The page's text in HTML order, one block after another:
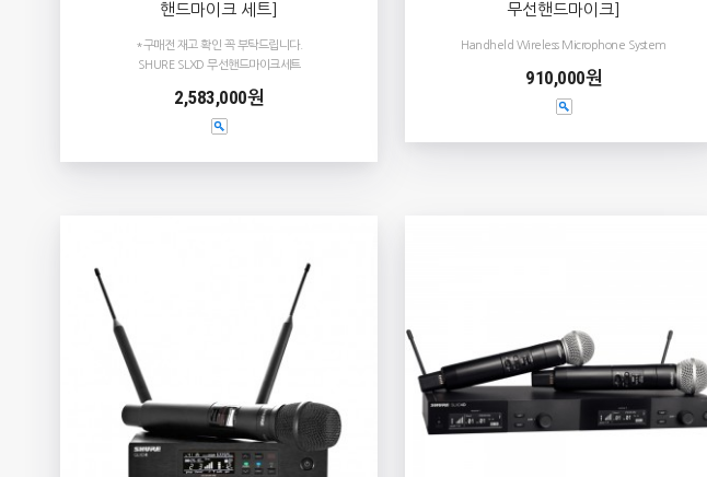
핸드마이크 세트]
*구매전 재고 확인 꼭 부탁드립니다.
SHURE SLXD 무선핸드마이크세트
2,583,000원
무선핸드마이크]
Handheld Wireless Microphone System
910,000원